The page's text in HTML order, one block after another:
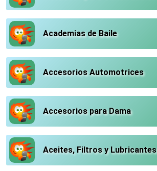
Academias de Baile
Accesorios Automotrices
Accesorios para Dama
Aceites, Filtros y Lubricantes